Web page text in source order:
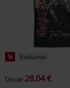
% Exclusivo
Desde 28,04 €